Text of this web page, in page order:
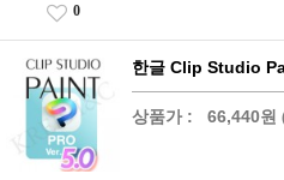
0
한글 Clip Studio
상품가 : 66,440원